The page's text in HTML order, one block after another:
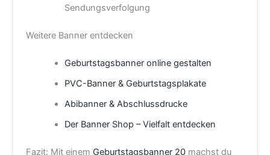
Sendungsverfolgung
Weitere Banner entdecken
Geburtstagsbanner online gestalten
PVC-Banner & Geburtstagsplakate
Abibanner & Abschlussdrucke
Der Banner Shop – Vielfalt entdecken
Fazit: Mit einem Geburtstagsbanner 20 machst du